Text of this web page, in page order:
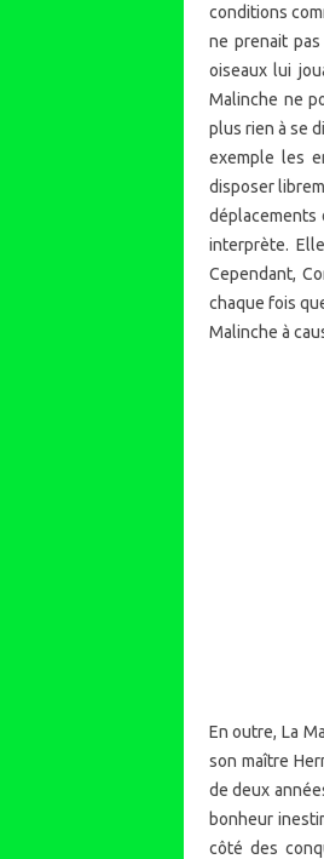
conditions
ne prenait
oiseaux lui
Malinche ne
plus rien à se
exemple les
disposer
déplacements
interprète.
Cependant,
chaque fois
Malinche à
En outre, La
son maître
de deux
bonheur
côté des